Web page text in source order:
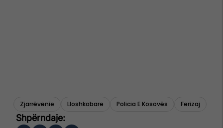
Zjarrëvënie Lloshkobare Policia E Kosovës Ferizaj